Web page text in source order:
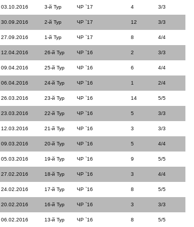
03.10.2016 3-й Тур ЧР `17 4 3/3
30.09.2016 2-й Тур ЧР `17 12 3/3
27.09.2016 1-й Тур ЧР `17 8 4/4
12.04.2016 26-й Тур ЧР `16 2 3/3
09.04.2016 25-й Тур ЧР `16 6 4/4
06.04.2016 24-й Тур ЧР `16 1 2/4
26.03.2016 23-й Тур ЧР `16 14 5/5
23.03.2016 22-й Тур ЧР `16 5 3/3
12.03.2016 21-й Тур ЧР `16 3 3/3
09.03.2016 20-й Тур ЧР `16 5 4/4
05.03.2016 19-й Тур ЧР `16 9 5/5
27.02.2016 18-й Тур ЧР `16 3 4/4
24.02.2016 17-й Тур ЧР `16 8 5/5
20.02.2016 16-й Тур ЧР `16 3 3/3
06.02.2016 13-й Тур ЧР `16 8 5/5